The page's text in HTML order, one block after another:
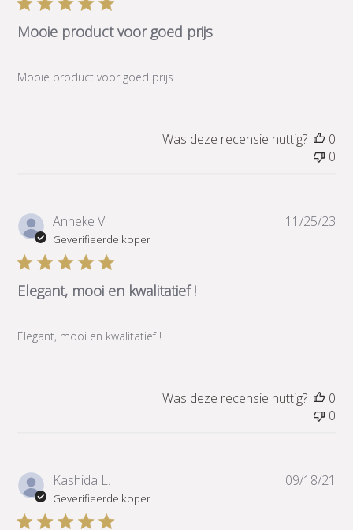
Mooie product voor goed prijs
Mooie product voor goed prijs
Was deze recensie nuttig?
0
0
Anneke V.
Geverifieerde koper
Elegant, mooi en kwalitatief !
Elegant, mooi en kwalitatief !
11/25/23
Was deze recensie nuttig?
0
0
Kashida L.
Geverifieerde koper
09/18/21